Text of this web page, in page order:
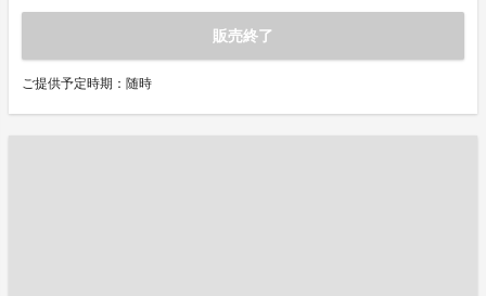
販売終了
ご提供予定時期：随時